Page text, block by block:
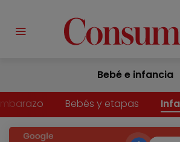
Bebé e infancia
Bebés y etapas